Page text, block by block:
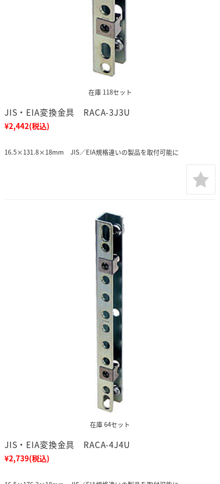
在庫 118セット
JIS・EIA変換金具 RACA-3J3U
¥2,442(税込)
16.5×131.8×18mm JIS／EIA規格違いの製品を取付可能に
在庫 64セット
JIS・EIA変換金具 RACA-4J4U
¥2,739(税込)